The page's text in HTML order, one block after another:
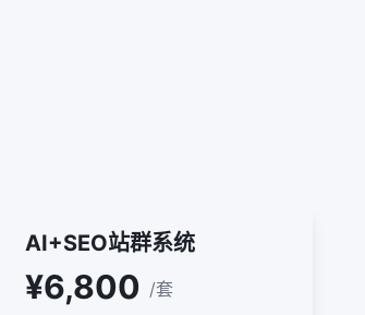
AI+SEO站群系统
¥6,800 /套